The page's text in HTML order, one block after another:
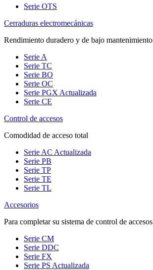
Serie OTS
Cerraduras electromecánicas
Rendimiento duradero y de bajo mantenimiento
Serie A
Serie TC
Serie BO
Serie OC
Serie PGX Actualizada
Serie CE
Control de accesos
Comodidad de acceso total
Serie AC Actualizada
Serie PB
Serie TP
Serie TE
Serie TL
Accesorios
Para completar su sistema de control de accesos
Serie CM
Serie DDC
Serie FX
Serie PS Actualizada